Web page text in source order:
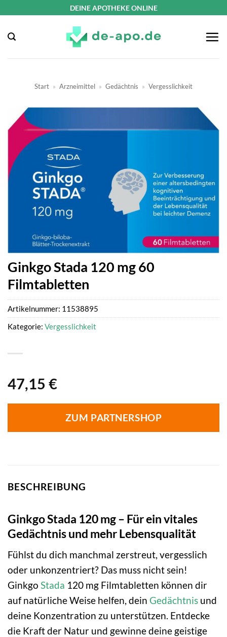
springen
DEINE APOTHEKE ONLINE
Start » Arzneimittel » Gedächtnis » Vergesslichkeit
Ginkgo Stada 120 mg 60
Filmtabletten
47,15 €
ZUM PARTNERSHOP
Artikelnummer: 11538895
Kategorie: Vergesslichkeit
BESCHREIBUNG
Ginkgo Stada 120 mg – Für ein vitales
Gedächtnis und mehr Lebensqualität
Fühlst du dich manchmal zerstreut, vergesslich
oder unkonzentriert? Das muss nicht sein!
Ginkgo Stada 120 mg Filmtabletten können dir
auf natürliche Weise helfen, dein Gedächtnis und
deine Konzentration zu unterstützen. Entdecke
die Kraft der Natur und gewinne deine geistige